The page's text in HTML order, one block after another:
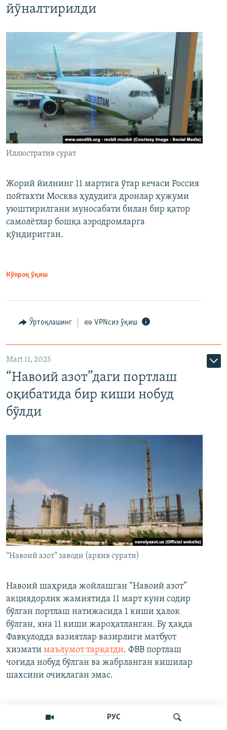
РУС
йўналтирилди
Иллюстратив сурат
Жорий йилнинг 11 мартига ўтар кечаси Россия
пойтахти Москва ҳудудига дронлар ҳужуми
уюштирилгани муносабати билан бир қатор
самолётлар бошқа аэродромларга
қўндиригган.
Кўпроқ ўқиш
Ўртоқлашинг VPNсиз ўқиш
Mart 11, 2025
“Навоий азот”даги портлаш
оқибатида бир киши нобуд
бўлди
“Навоий азот” заводи (архив сурати)
Навоий шаҳрида жойлашган “Навоий азот”
акциядорлик жамиятида 11 март куни содир
бўлган портлаш натижасида 1 киши ҳалок
бўлган, яна 11 киши жароҳатланган. Бу ҳақда
Фавқулодда вазиятлар вазирлиги матбуот
хизмати маълумот тарқатди. ФВВ портлаш
чоғида нобуд бўлган ва жабрланган кишилар
шахсини очиқлаган эмас.
Кўпроқ ўқиш